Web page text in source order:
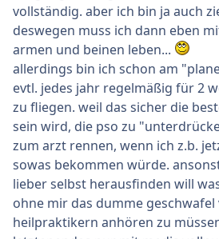
vollständig. aber ich bin ja auch
deswegen muss ich dann eben
armen und beinen leben...
allerdings bin ich schon am
evtl. jedes jahr regelmäßig für 2
zu fliegen. weil das sicher die
sein wird, die pso zu
zum arzt rennen, wenn ich z.b.
sowas bekommen würde.
lieber selbst herausfinden will
ohne mir das dumme
heilpraktikern anhören zu